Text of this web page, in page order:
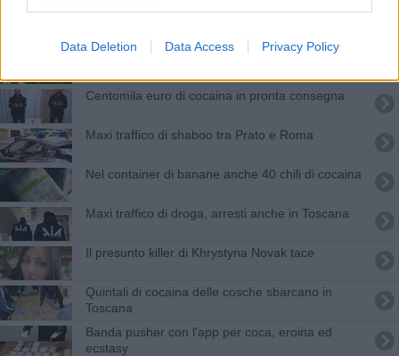
Data Deletion Data Access Privacy Policy
Era ricercato da anni, arrestato ad Amsterdam
'Ndrangheta e clan della droga, abbraccio
Centomila euro di cocaina in pronta consegna
Maxi traffico di shaboo tra Prato e Roma
Nel container di banane anche 40 chili di cocaina
Maxi traffico di droga, arresti anche in Toscana
Il presunto killer di Khrystyna Novak tace
Quintali di cocaina delle cosche sbarcano in
Toscana
Banda pusher con l'app per coca, eroina ed
ecstasy